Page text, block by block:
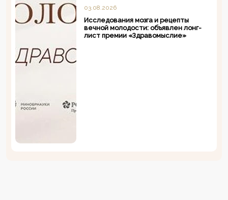
03.08.2026
Исследования мозга и рецепты
вечной молодости: объявлен лонг-
лист премии «Здравомыслие»